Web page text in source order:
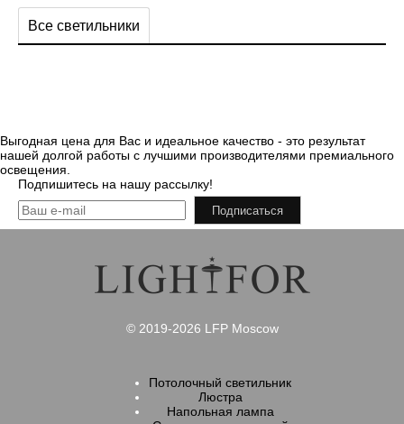
Все светильники
Выгодная цена для Вас и идеальное качество - это результат
нашей долгой работы с лучшими производителями премиального
освещения.
Подпишитесь на нашу рассылку!
Подписаться
© 2019-2026 LFP Moscow
Потолочный светильник
Люстра
Напольная лампа